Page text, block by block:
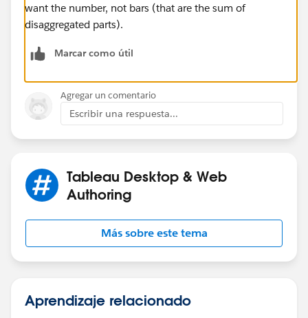
want the number, not bars (that are the sum of
disaggregated parts).
Marcar como útil
Agregar un comentario
Escribir una respuesta...
Tableau Desktop & Web
Authoring
Más sobre este tema
Aprendizaje relacionado